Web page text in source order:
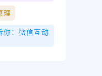
理
你：微信互动